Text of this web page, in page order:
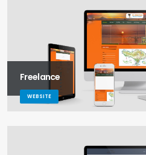
Freelance
WEBSITE